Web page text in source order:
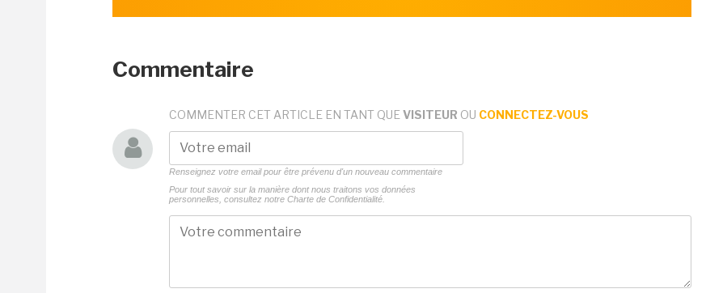
Commentaire
COMMENTER CET ARTICLE EN TANT QUE VISITEUR OU CONNECTEZ-VOUS
Renseignez votre email pour être prévenu d'un nouveau commentaire
Pour tout savoir sur la manière dont nous traitons vos données
personnelles, consultez notre Charte de Confidentialité.